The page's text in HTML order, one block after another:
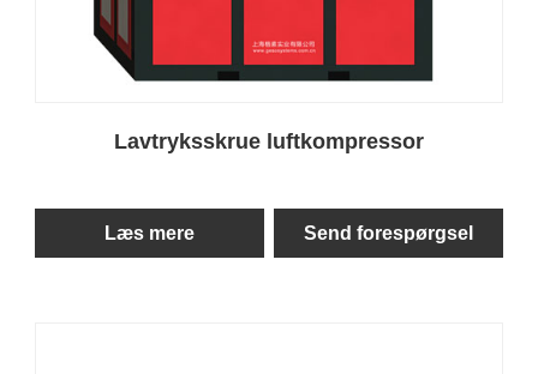
Lavtryksskrue luftkompressor
Læs mere Send forespørgsel